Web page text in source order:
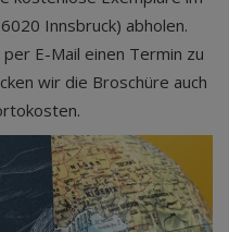
Innsbruck) abholen.
E-Mail einen Termin zu
wir die Broschüre auch